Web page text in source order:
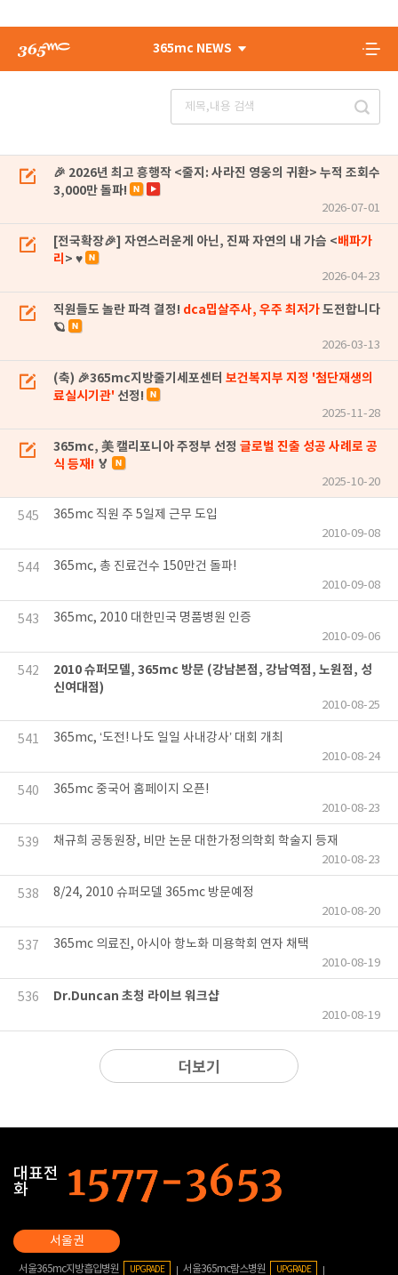
365mc NEWS
🎉 2026년 최고 흥행작 <줄지: 사라진 영웅의 귀환> 누적 조회수
3,000만 돌파!
2026-07-01
[전국확장🎉] 자연스러운게 아닌, 진짜 자연의 내 가슴 <배파가
리 > ♥
2026-04-23
직원들도 놀란 파격 결정! dca밉살주사, 우주 최저가도전합니다
🪐
2026-03-13
(축) 🎉365mc지방줄기세포센터 보건복지부 지정 '첨단재생의
료실시기관' 선정!
2025-11-28
365mc, 美 캘리포니아 주정부 선정 글로벌 진출 성공 사례로 공
식 등재! 🏅
2025-10-20
545 365mc 직원 주 5일제 근무 도입
2010-09-08
544 365mc, 총 진료건수 150만건 돌파!
2010-09-08
543 365mc, 2010 대한민국 명품병원 인증
2010-09-06
542
2010 슈퍼모델, 365mc 방문 (강남본점, 강남역점, 노원점, 성
신여대점)
2010-08-25
541 365mc, ‘도전! 나도 일일 사내강사’ 대회 개최
2010-08-24
540 365mc 중국어 홈페이지 오픈!
2010-08-23
539 채규희 공동원장, 비만 논문 대한가정의학회 학술지 등재
2010-08-23
538 8/24, 2010 슈퍼모델 365mc 방문예정
2010-08-20
537 365mc 의료진, 아시아 항노화 미용학회 연자 채택
2010-08-19
536 Dr.Duncan 초청 라이브 워크샵
2010-08-19
더보기
대표전
화
서울365mc지방흡입병원 UPGRADE 서울365mc람스병원 UPGRADE